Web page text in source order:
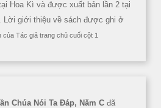
Hoa Kì và được xuất bản lần 2 tại
Lời giới thiệu về sách được ghi ở
của Tác giả trang chủ cuối cột 1
Chúa Nói Ta Đáp, Năm C đã